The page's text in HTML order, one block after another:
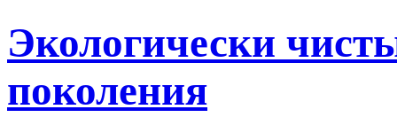
Экологически
поколения